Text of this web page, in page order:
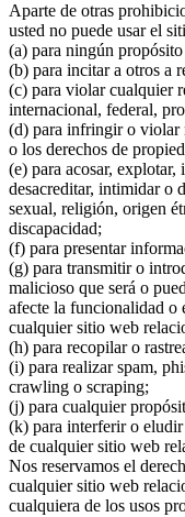
Aparte de otras
usted no puede usar el
(a) para ningún
(b) para incitar a otros a
(c) para violar cualquier
internacional, federal,
(d) para infringir o violar
o los derechos de
(e) para acosar, explotar,
desacreditar, intimidar o
sexual, religión, origen
discapacidad;
(f) para presentar
(g) para transmitir o
malicioso que será o
afecte la funcionalidad o
cualquier sitio web
(h) para recopilar o
(i) para realizar spam,
crawling o scraping;
(j) para cualquier
(k) para interferir o
de cualquier sitio web
Nos reservamos el
cualquier sitio web
cualquiera de los usos